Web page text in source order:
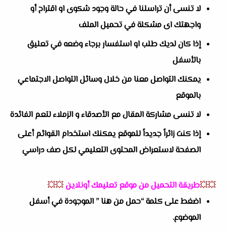
لا تنسى أن تراسلنا في حالة وجود شكوى او اقتراح أو
واجهتك اى مشكلة في تحميل الملف
إذا كان لديك طلب او استفسار برجاء وضعه في تعليق
بالأسفل
يمكنك التواصل معنا من خلال وسائل التواصل الاجتماعي
بالموقع
لا تنسى مشاركة المقال مع الأصدقاء و الزملاء لتعم الفائدة
إذا كنت زائراً جديداً للموقع يمكنك استخدام القوائم أعلى
الصفحة لاستعراض المحتوى التعليمي لكل صف دراسي
💥💥طريقة التحميل من موقع تعليمك أونلاين💥💥
اضغط على كلمة “حمل من هنا ” الموجودة في أسفل
الموضوع.